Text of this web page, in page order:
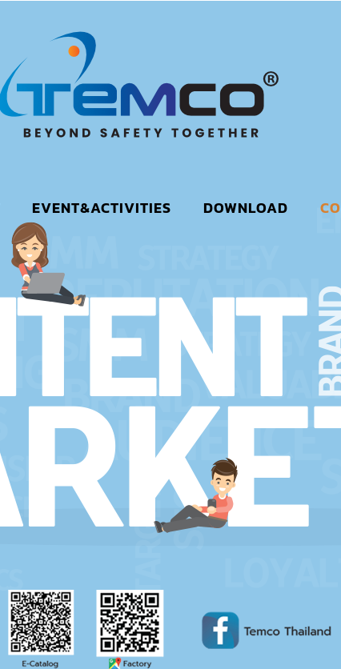
EVENT&ACTIVITIES DOWNLOAD